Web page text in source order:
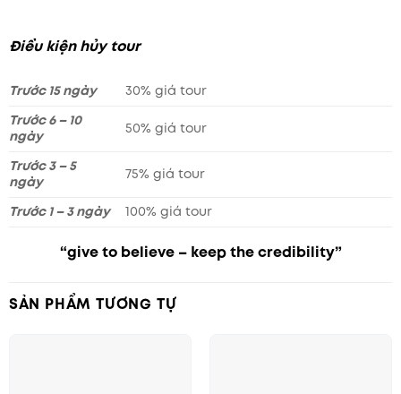
Điều kiện hủy tour
Trước 15 ngày
30% giá tour
Trước 6 – 10
ngày
50% giá tour
Trước 3 – 5
ngày
75% giá tour
Trước 1 – 3 ngày 100% giá tour
“give to believe – keep the credibility”
SẢN PHẨM TƯƠNG TỰ